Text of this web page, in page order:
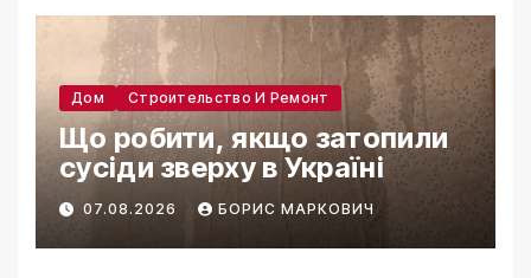
Дом Строительство И Ремонт
Що робити, якщо затопили
сусіди зверху в Україні
07.08.2026 БОРИС МАРКОВИЧ